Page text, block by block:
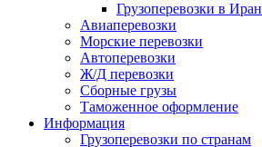
Грузоперевозки в Иран
Авиаперевозки
Морские перевозки
Автоперевозки
Ж/Д перевозки
Сборные грузы
Таможенное оформление
Информация
Грузоперевозки по странам